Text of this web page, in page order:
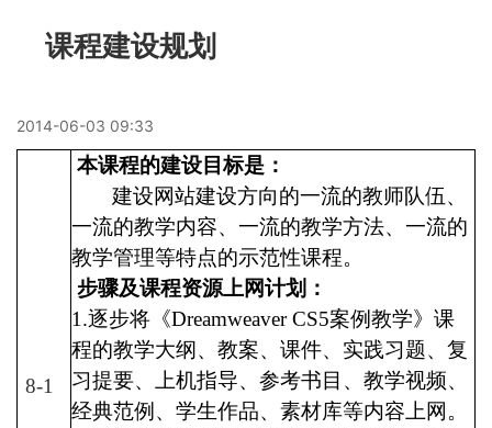
课程建设规划
2014-06-03 09:33
8-1
本课程的建设目标是：
建设网站建设方向的一流的教师队伍、
一流的教学内容、一流的教学方法、一流的
教学管理等特点的示范性课程。
步骤及课程资源上网计划：
1.逐步将《Dreamweaver CS5案例教学》课
程的教学大纲、教案、课件、实践习题、复
习提要、上机指导、参考书目、教学视频、
经典范例、学生作品、素材库等内容上网。